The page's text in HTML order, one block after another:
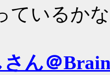
ているか
さん＠